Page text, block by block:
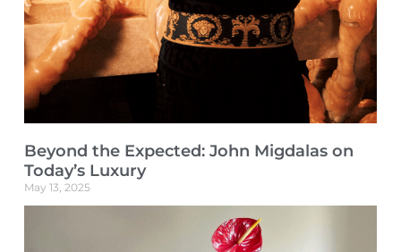
Beyond the Expected: John Migdalas on
Today’s Luxury
May 13, 2025